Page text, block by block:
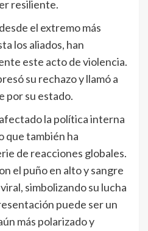
resiliente.
el extremo más
los aliados, han
este acto de violencia.
su rechazo y llamó a
por su estado.
la política interna
que también ha
de reacciones globales.
el puño en alto y sangre
simbolizando su lucha
puede ser un
más polarizado y